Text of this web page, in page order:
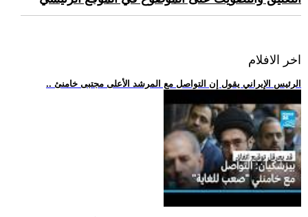
اخر الافلام
.. الرئيس الإيراني يقول إن التواصل مع المرشد الأعلى مجتبى خامنئ